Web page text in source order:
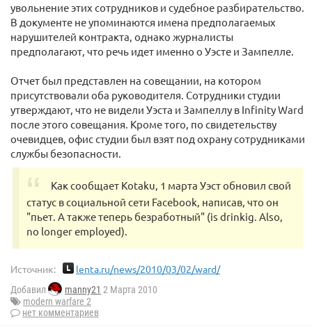
увольнение этих сотрудников и судебное разбирательство.
В документе не упоминаются имена предполагаемых
нарушителей контракта, однако журналисты
предполагают, что речь идет именно о Уэсте и Зампелле.
Отчет был представлен на совещании, на котором
присутствовали оба руководителя. Сотрудники студии
утверждают, что не видели Уэста и Зампеллу в Infinity Ward
после этого совещания. Кроме того, по свидетельству
очевидцев, офис студии был взят под охрану сотрудниками
службы безопасности.
Как сообщает Kotaku, 1 марта Уэст обновил свой
статус в социальной сети Facebook, написав, что он
"пьет. А также теперь безработный" (is drinkig. Also,
no longer employed).
Источник: lenta.ru/news/2010/03/02/ward/
Добавил manny21 2 Марта 2010
modern warfare 2
нет комментариев